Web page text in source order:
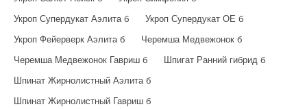
Укроп Супердукат Аэлита б
Укроп Супердукат ОЕ б
Укроп Фейерверк Аэлита б
Черемша Медвежонок б
Черемша Медвежонок Гавриш б
Шпигат Ранний гибрид б
Шпинат Жирнолистный Аэлита б
Шпинат Жирнолистный Гавриш б